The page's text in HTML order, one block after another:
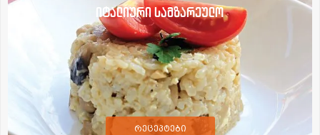
იტალიური სამზარეულო
რეცეპტები